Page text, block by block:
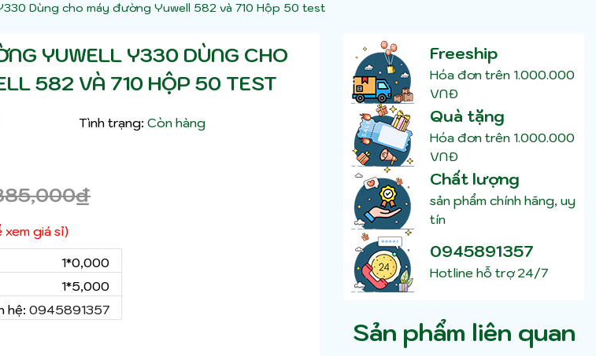
Dùng cho máy đường Yuwell 582 và 710 Hộp 50 test
YUWELL Y330 DÙNG CHO
582 VÀ 710 HỘP 50 TEST
Tình trạng: Còn hàng
₫
giá sỉ)
1*0,000
1*5,000
hệ: 0945891357
Freeship
Hóa đơn trên 1.000.000
VNĐ
Quà tặng
Hóa đơn trên 1.000.000
VNĐ
Chất lượng
sản phẩm chính hãng, uy
tín
0945891357
Hotline hỗ trợ 24/7
Sản phẩm liên quan